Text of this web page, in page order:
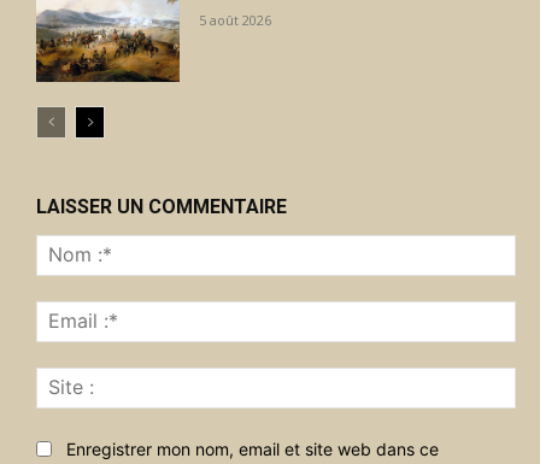
5 août 2026
LAISSER UN COMMENTAIRE
:*
:*
:
Enregistrer mon nom, email et site web dans ce